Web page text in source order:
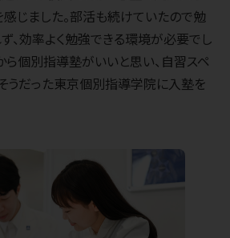
じました。部活も続けていたので勉
、効率よく勉強できる環境が必要でし
ら個別指導塾がいいと思い、自習スペ
うだった東京個別指導学院に入塾を